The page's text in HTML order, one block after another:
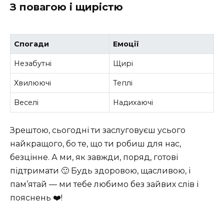
З повагою і щирістю
Спогади Емоції
Незабутні Щирі
Хвилюючі Теплі
Веселі Надихаючі
Зрештою, сьогодні ти заслуговуєш усього
найкращого, бо те, що ти робиш для нас,
безцінне. А ми, як завжди, поряд, готові
підтримати 🙂 Будь здоровою, щасливою, і
пам’ятай — ми тебе любимо без зайвих слів і
пояснень ❤️!